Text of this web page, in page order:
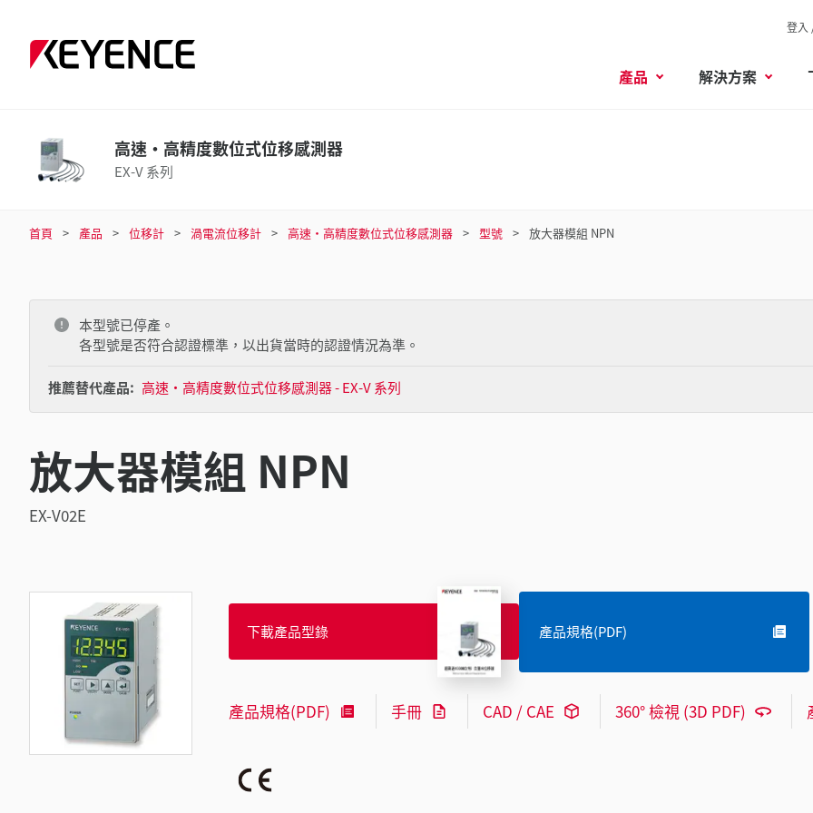
登入
產品 解決方案
高速·高精度數位式位移感測器
EX-V 系列
首頁 產品 位移計 渦電流位移計 高速·高精度數位式位移感測器 型號 放大器模組 NPN
本型號已停產。
各型號是否符合認證標準，以出貨當時的認證情況為準。
推薦替代產品: 高速·高精度數位式位移感測器 - EX-V 系列
放大器模組 NPN
EX-V02E
下載產品型錄 產品規格(PDF)
產品規格(PDF) 手冊 CAD / CAE 360° 檢視 (3D PDF)